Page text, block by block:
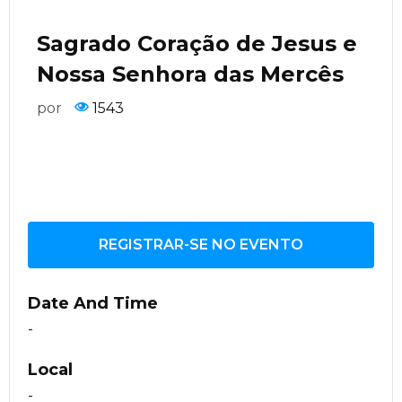
Sagrado Coração de Jesus e
Nossa Senhora das Mercês
por 1543
REGISTRAR-SE NO EVENTO
Date And Time
-
Local
-